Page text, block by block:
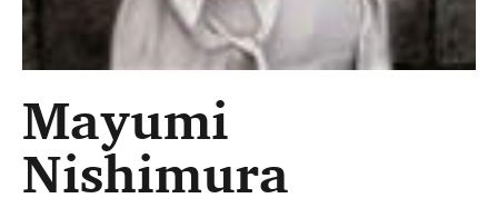
Mayumi
Nishimura